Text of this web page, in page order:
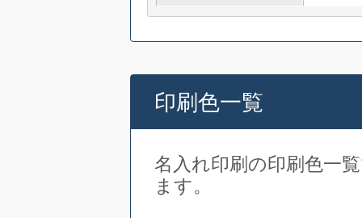
印刷色一覧
名入れ印刷の印刷色一
ます。